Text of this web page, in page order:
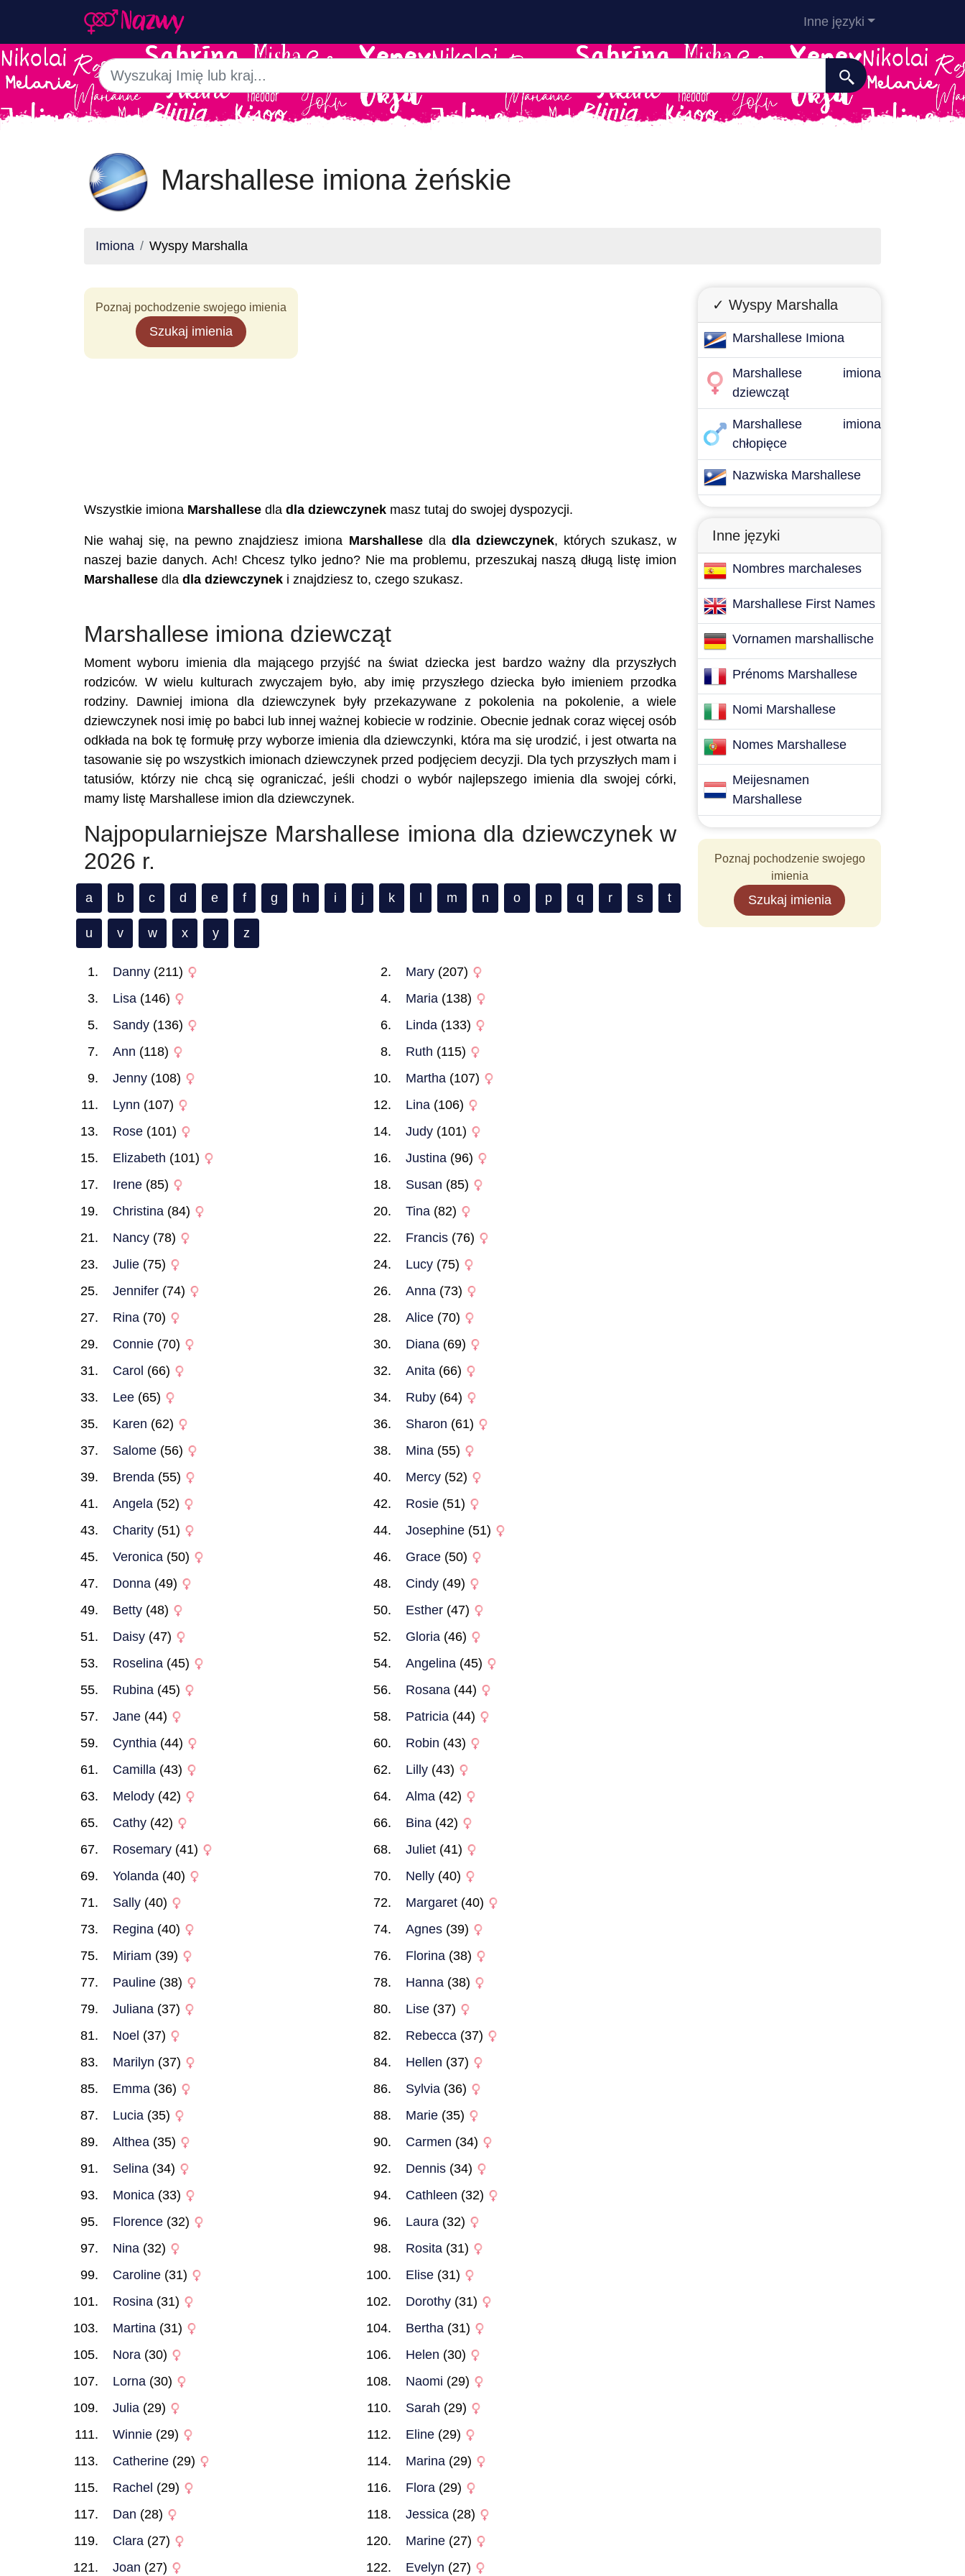
Inne języki
Marshallese imiona żeńskie
Imiona Wyspy Marshalla
Poznaj pochodzenie swojego imienia
Szukaj imienia
Wszystkie imiona Marshallese dla dla dziewczynek masz tutaj do swojej dyspozycji.
Nie wahaj się, na pewno znajdziesz imiona Marshallesedla dla dziewczynek, których szukasz, w
naszej bazie danych. Ach! Chcesz tylko jedno? Nie ma problemu, przeszukaj naszą długą listę imion
Marshallese dla dla dziewczynek i znajdziesz to, czego szukasz.
Marshallese imiona dziewcząt
Moment wyboru imienia dla mającego przyjść na świat dziecka jest bardzo ważny dla przyszłych
rodziców. W wielu kulturach zwyczajem było, aby imię przyszłego dziecka było imieniem przodka
rodziny. Dawniej imiona dla dziewczynek były przekazywane z pokolenia na pokolenie, a wiele
dziewczynek nosi imię po babci lub innej ważnej kobiecie w rodzinie. Obecnie jednak coraz więcej osób
odkłada na bok tę formułę przy wyborze imienia dla dziewczynki, która ma się urodzić, i jest otwarta na
tasowanie się po wszystkich imionach dziewczynek przed podjęciem decyzji. Dla tych przyszłych mam i
tatusiów, którzy nie chcą się ograniczać, jeśli chodzi o wybór najlepszego imienia dla swojej córki,
mamy listę Marshallese imion dla dziewczynek.
Najpopularniejsze Marshallese imiona dla dziewczynek w
2026 r.
a b c d e f g h i j k m n o p q r s t
u v w x y z
Danny (211) Mary(207)
Lisa (146) Maria(138)
Sandy (136) Linda(133)
Ann (118) Ruth (115)
Jenny (108) Martha(107)
Lynn (107) Lina(106)
Rose (101) Judy(101)
Elizabeth (101) Justina(96)
Irene (85) Susan (85)
Christina (84) Tina(82)
Nancy (78) Francis(76)
Julie (75) Lucy(75)
Jennifer (74) Anna(73)
Rina (70) Alice(70)
Connie (70) Diana(69)
Carol (66) Anita(66)
Lee (65) Ruby(64)
Karen (62) Sharon (61)
Salome (56) Mina(55)
Brenda (55) Mercy(52)
Angela (52) Rosie(51)
Charity (51) Josephine(51)
Veronica (50) Grace(50)
Donna (49) Cindy(49)
Betty (48) Esther(47)
Daisy (47) Gloria(46)
Roselina (45) Angelina(45)
Rubina (45) Rosana(44)
Jane (44) Patricia(44)
Cynthia (44) Robin (43)
Camilla (43) Lilly(43)
Melody (42) Alma(42)
Cathy (42) Bina(42)
Rosemary (41) Juliet(41)
Yolanda (40) Nelly(40)
Sally (40) Margaret(40)
Regina (40) Agnes(39)
Miriam (39) Florina(38)
Pauline (38) Hanna(38)
Juliana (37) Lise(37)
Noel (37) Rebecca(37)
Marilyn (37) Hellen (37)
Emma (36) Sylvia(36)
Lucia (35) Marie(35)
Althea (35) Carmen (34)
Selina (34) Dennis(34)
Monica (33) Cathleen (32)
Florence (32) Laura(32)
Nina (32) Rosita(31)
Caroline (31) Elise(31)
Rosina (31) Dorothy(31)
Martina (31) Bertha(31)
Nora (30) Helen (30)
Lorna (30) Naomi (29)
Julia (29) Sarah (29)
Winnie (29) Eline(29)
Catherine (29) Marina(29)
Rachel (29) Flora(29)
Dan (28) Jessica(28)
Clara (27) Marine(27)
Joan (27) Evelyn (27)
✓ Wyspy Marshalla
Marshallese Imiona
Marshallese imiona
dziewcząt
Marshallese imiona
chłopięce
Nazwiska Marshallese
Inne języki
Nombres marchaleses
Marshallese First Names
Vornamen marshallische
Prénoms Marshallese
Nomi Marshallese
Nomes Marshallese
Meijesnamen
Marshallese
Poznaj pochodzenie swojego
imienia
Szukaj imienia